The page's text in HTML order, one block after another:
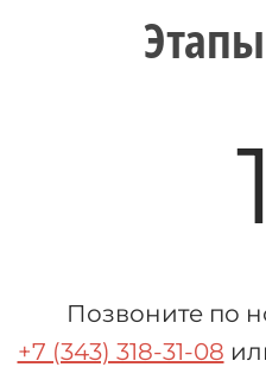
Позвоните по
+7 (343) 318-31-08